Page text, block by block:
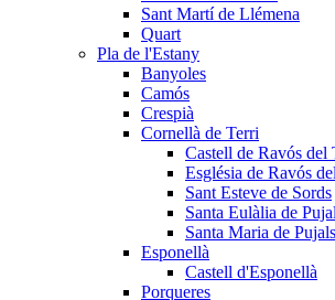
Sant Martí de Llémena
Quart
Pla de l'Estany
Banyoles
Camós
Crespià
Cornellà de Terri
Castell de Ravós del
Església de Ravós
Sant Esteve de Sords
Santa Eulàlia de
Santa Maria de
Esponellà
Castell d'Esponellà
Porqueres